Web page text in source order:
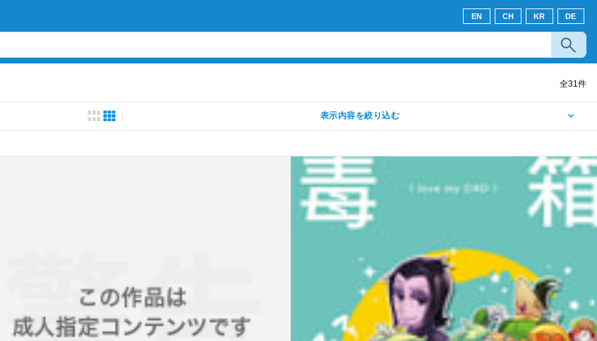
EN CH KR DE
全31件
表示内容を絞り込む